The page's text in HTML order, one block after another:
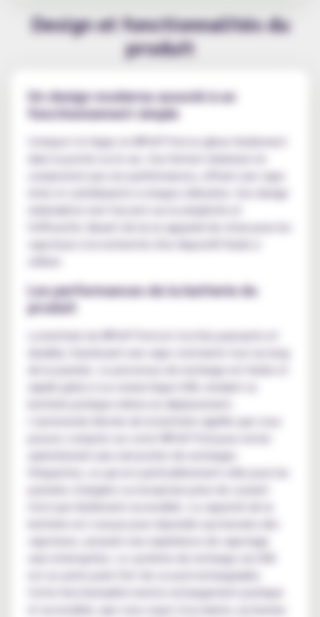
Design et fonctionnalités du
produit
Un design moderne associé à un
fonctionnement simple
Compact et léger, le WPuff Pod se glisse facilement
compromet pas ses performances, offrant une vape
riche et satisfaisante à chaque utilisation. Son design
l'efficacité, faisant de lui un appareil de choix pour les
vapoteurs à la recherche d'un dispositif facile à
Les performances de la batterie du
produit
La batterie du WPuff Pod est à la fois puissante et
durable, fournissant une vape constante tout au long
de la journée. Le processus de recharge est facile et
rapide grâce à sa connectique USB, rendant sa
batterie pratique même en déplacement.
L'autonomie élevée de la batterie signifie que vous
opérationnel sans nécessiter de recharges
fréquentes, ce qui est particulièrement utile pour les
journées chargées ou lorsqu'une prise de courant
n'est pas facilement accessible. La capacité de la
vapoteurs, assurant une expérience de vapotage
sans interruption. Le système de recharge via USB
est un autre point fort de ce pod rechargeable.
Cette fonctionnalité rend le rechargement pratique